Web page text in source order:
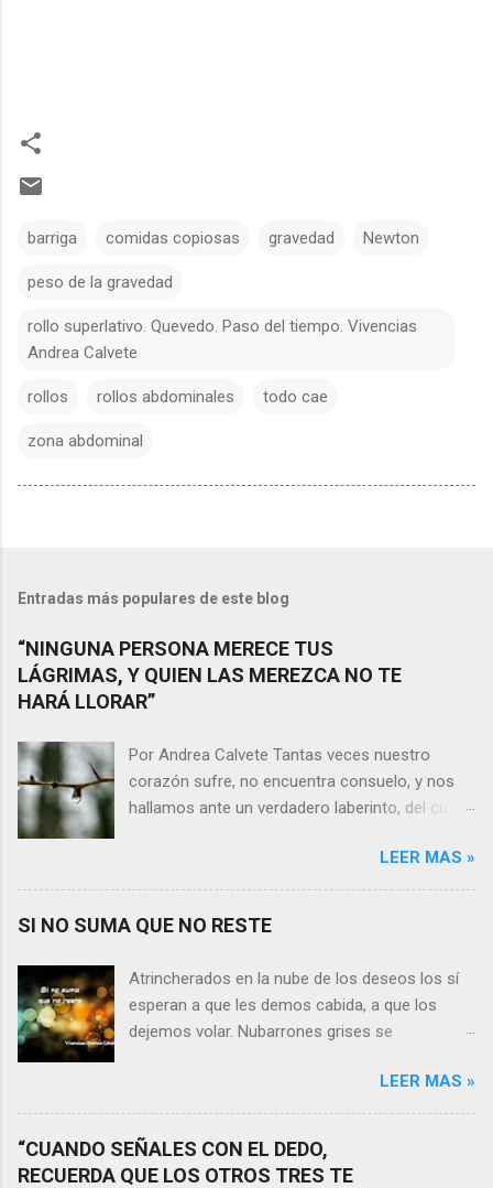
barriga comidas copiosas gravedad Newton
peso de la gravedad
rollo superlativo. Quevedo. Paso del tiempo. Vivencias
Andrea Calvete
rollos rollos abdominales todo cae
zona abdominal
Entradas más populares de este blog
“NINGUNA PERSONA MERECE TUS
LÁGRIMAS, Y QUIEN LAS MEREZCA NO TE
HARÁ LLORAR”
Por Andrea Calvete Tantas veces nuestro
corazón sufre, no encuentra consuelo, y nos
hallamos ante un verdadero laberinto, del cual
razones pierden el sentido, y las respuestas se
alejan tan distantes que no alcanzamos a
nuestras lágrimas?, quizás quien esté
Por otra parte, si nos ponemos a pensar en
algún momento de la vida todos hemos sufrido
por causa de una persona. Entonces ¿cómo
“ninguna persona merece tus lágrimas, y quien
las merezca no te hará llorar”, tal vez
LEER MAS »
SI NO SUMA QUE NO RESTE
Atrincherados en la nube de los deseos los sí
esperan a que les demos cabida, a que los
dejemos volar. Nubarrones grises se
indecisión, o simplemente por no ver con
claridad el camino a seguir. Lo claro es que si
no suma que no reste. En esa puja por decidir,
entran en nuestra vida conceptos y personas
LEER MAS »
“CUANDO SEÑALES CON EL DEDO,
RECUERDA QUE LOS OTROS TRES TE